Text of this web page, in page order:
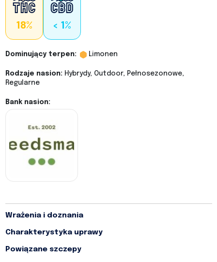
18% < 1%
Dominujący terpen: Limonen
Rodzaje nasion: Hybrydy, Outdoor, Pełnosezonowe,
Regularne
Bank nasion:
Wrażenia i doznania
Charakterystyka uprawy
Powiązane szczepy